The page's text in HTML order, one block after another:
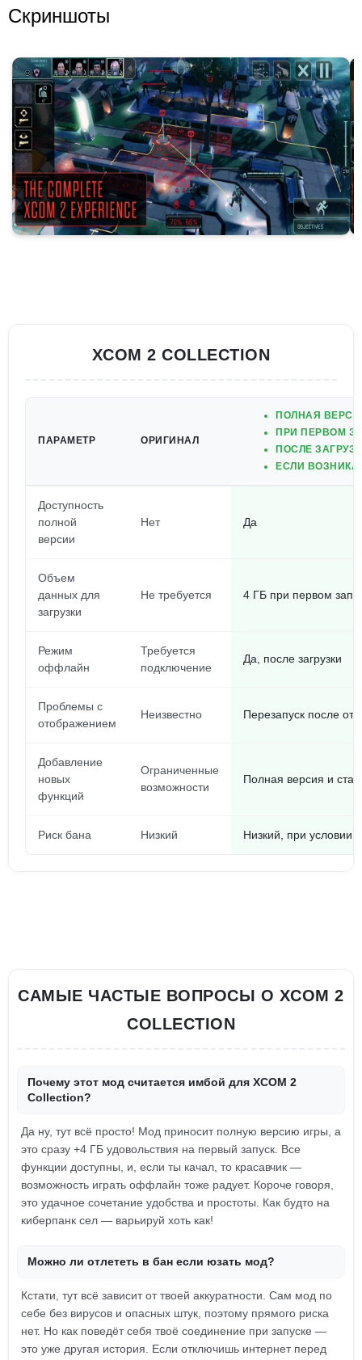
Скриншоты
XCOM 2 COLLECTION
ПАРАМЕТР ОРИГИНАЛ
ПОЛНАЯ
ПРИ ПЕРВОМ
ПОСЛЕ
ЕСЛИ
Доступность
полной
версии
Нет Да
Объем
данных для
загрузки
Не требуется 4 ГБ при первом
Режим
оффлайн
Требуется
подключение
Да, после загрузки
Проблемы с
отображением
Неизвестно Перезапуск после
Добавление
новых
функций
Ограниченные
возможности
Полная версия и
Риск бана Низкий Низкий, при условии
САМЫЕ ЧАСТЫЕ ВОПРОСЫ О XCOM 2
COLLECTION
Почему этот мод считается имбой для XCOM 2
Collection?
Да ну, тут всё просто! Мод приносит полную версию игры, а
это сразу +4 ГБ удовольствия на первый запуск. Все
функции доступны, и, если ты качал, то красавчик —
возможность играть оффлайн тоже радует. Короче говоря,
это удачное сочетание удобства и простоты. Как будто на
киберпанк сел — варьируй хоть как!
Можно ли отлететь в бан если юзать мод?
Кстати, тут всё зависит от твоей аккуратности. Сам мод по
себе без вирусов и опасных штук, поэтому прямого риска
нет. Но как поведёт себя твоё соединение при запуске —
это уже другая история. Если отключишь интернет перед